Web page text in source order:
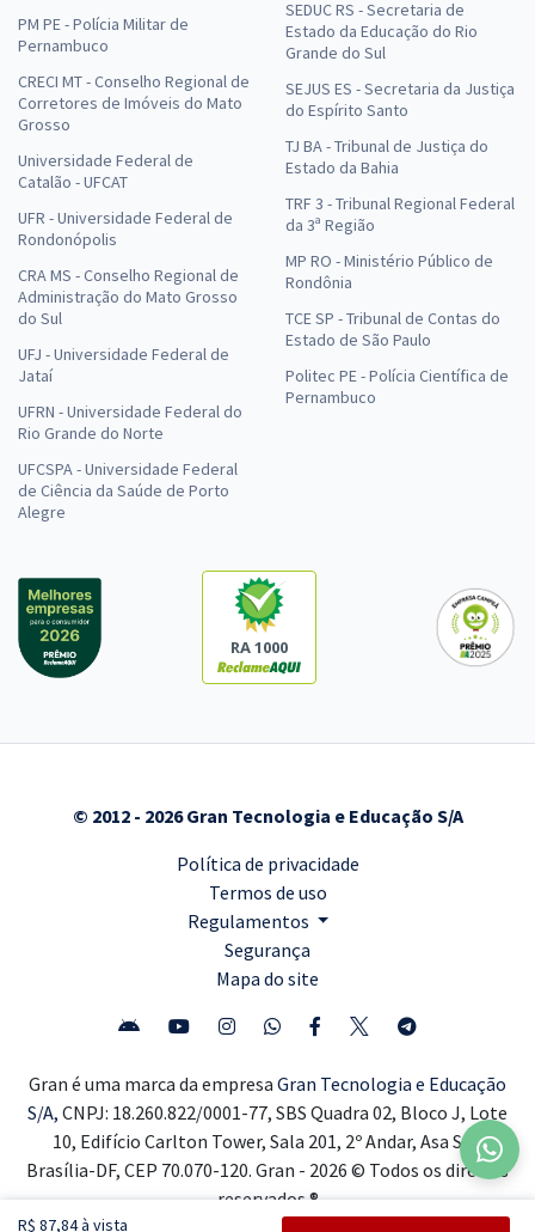
R$ 87,84 à vista
PM PE - Polícia Militar de
Pernambuco
CRECI MT - Conselho Regional de
Corretores de Imóveis do Mato
Grosso
Universidade Federal de
Catalão - UFCAT
UFR - Universidade Federal de
Rondonópolis
CRA MS - Conselho Regional de
Administração do Mato Grosso
do Sul
UFJ - Universidade Federal de
Jataí
UFRN - Universidade Federal do
Rio Grande do Norte
UFCSPA - Universidade Federal
de Ciência da Saúde de Porto
Alegre
SEDUC RS - Secretaria de
Estado da Educação do Rio
Grande do Sul
SEJUS ES - Secretaria da Justiça
do Espírito Santo
TJ BA - Tribunal de Justiça do
Estado da Bahia
TRF 3 - Tribunal Regional Federal
da 3ª Região
MP RO - Ministério Público de
Rondônia
TCE SP - Tribunal de Contas do
Estado de São Paulo
Politec PE - Polícia Científica de
Pernambuco
RA 1000
© 2012 - 2026 Gran Tecnologia e Educação S/A
Política de privacidade
Termos de uso
Regulamentos
Segurança
Mapa do site
Gran é uma marca da empresa Gran Tecnologia e Educação
S/A, CNPJ: 18.260.822/0001-77, SBS Quadra 02, Bloco J, Lote
10, Edifício Carlton Tower, Sala 201, 2º Andar, Asa Sul,
Brasília-DF, CEP 70.070-120. Gran - 2026 © Todos os direitos
reservados ®